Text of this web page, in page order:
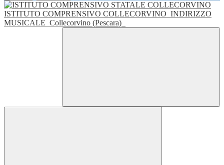
ISTITUTO COMPRENSIVO COLLECORVINO INDIRIZZO
MUSICALE Collecorvino (Pescara)